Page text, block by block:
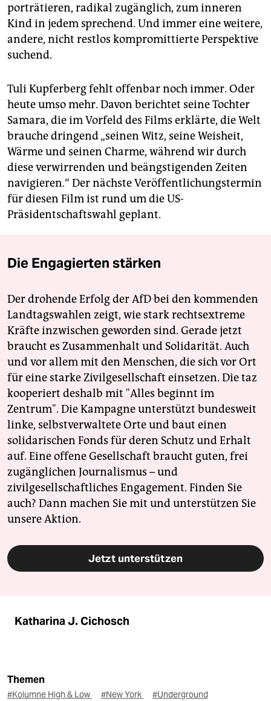
porträtieren, radikal zugänglich, zum inneren
Kind in jedem sprechend. Und immer eine weitere,
andere, nicht restlos kompromittierte Perspektive
suchend.
Tuli Kupferberg fehlt offenbar noch immer. Oder
heute umso mehr. Davon berichtet seine Tochter
Samara, die im Vorfeld des Films erklärte, die Welt
brauche dringend „seinen Witz, seine Weisheit,
Wärme und seinen Charme, während wir durch
diese verwirrenden und beängstigenden Zeiten
navigieren.“ Der nächste Veröffentlichungstermin
für diesen Film ist rund um die US-
Präsidentschaftswahl geplant.
Die Engagierten stärken
Der drohende Erfolg der AfD bei den kommenden
Landtagswahlen zeigt, wie stark rechtsextreme
Kräfte inzwischen geworden sind. Gerade jetzt
braucht es Zusammenhalt und Solidarität. Auch
und vor allem mit den Menschen, die sich vor Ort
für eine starke Zivilgesellschaft einsetzen. Die taz
kooperiert deshalb mit "Alles beginnt im
Zentrum". Die Kampagne unterstützt bundesweit
linke, selbstverwaltete Orte und baut einen
solidarischen Fonds für deren Schutz und Erhalt
auf. Eine offene Gesellschaft braucht guten, frei
zugänglichen Journalismus – und
zivilgesellschaftliches Engagement. Finden Sie
auch? Dann machen Sie mit und unterstützen Sie
unsere Aktion.
Jetzt unterstützen
Katharina J. Cichosch
Themen
#Kolumne High & Low #New York #Underground